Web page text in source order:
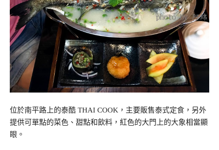
位於南平路上的泰酷 THAI COOK，主要販售泰式定食，另外
提供可單點的菜色、甜點和飲料，紅色的大門上的大象相當顯
眼。